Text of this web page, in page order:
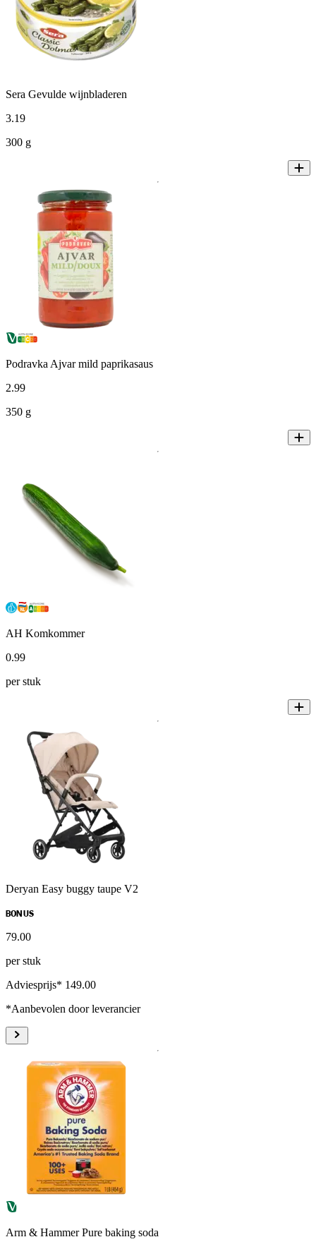
Sera Gevulde wijnbladeren
3.19
300 g
Podravka Ajvar mild paprikasaus
2.99
350 g
AH Komkommer
0.99
per stuk
Deryan Easy buggy taupe V2
BONUS
79.00
per stuk
Adviesprijs* 149.00
*Aanbevolen door leverancier
Arm & Hammer Pure baking soda